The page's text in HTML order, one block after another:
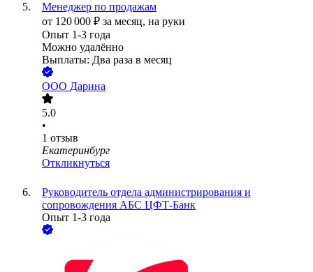
Менеджер по продажам
от 120 000 ₽ за месяц, на руки
Опыт 1-3 года
Можно удалённо
Выплаты: Два раза в месяц
ООО Дарина
5.0
•
1 отзыв
Екатеринбург
Откликнуться
Руководитель отдела администрирования и
сопровождения АБС ЦФТ-Банк
Опыт 1-3 года